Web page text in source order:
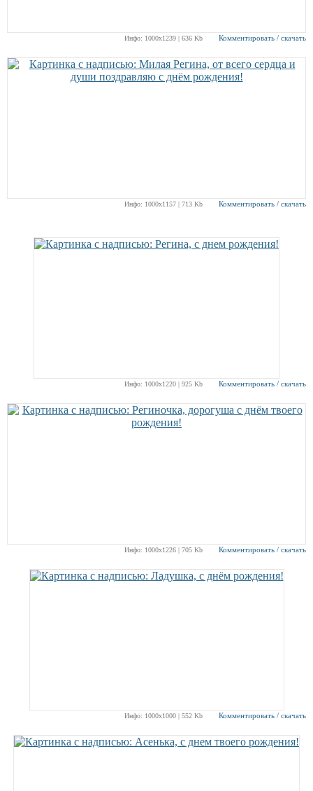
Инфо: 1000х1239 | 636 Kb Комментировать / скачать
Инфо: 1000х1157 | 713 Kb Комментировать / скачать
Инфо: 1000х1220 | 925 Kb Комментировать / скачать
Инфо: 1000х1226 | 705 Kb Комментировать / скачать
Инфо: 1000х1000 | 552 Kb Комментировать / скачать